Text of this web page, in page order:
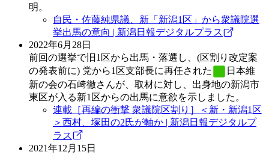
明。
自民・佐藤純県議、新「新潟1区」から衆議院選
挙出馬の意向 | 新潟日報デジタルプラス
2022年6月28日
前回の選挙で旧1区から出馬・落選し、(区割り改定案
の発表前に) 党から1区支部長に再任された
日本維
新の会の石﨑徹さんが、取材に対し、出身地の新潟市
東区が入る新1区からの出馬に意欲を示しました。
連載［再編の衝撃 衆議院区割り］＜新・新潟1区
＞西村、塚田の2氏が軸か | 新潟日報デジタルプ
ラス
2021年12月15日